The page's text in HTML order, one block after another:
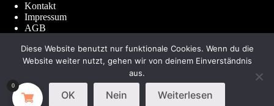
Kontakt
Impressum
AGB
Datenschutz
© 2026 by Subkultur
. Made with WordPress &
WooCommerce.
0
Diese Website benutzt nur funktionale Cookies. Wenn du die
Website weiter nutzt, gehen wir von deinem Einverständnis
aus.
OK Nein Weiterlesen